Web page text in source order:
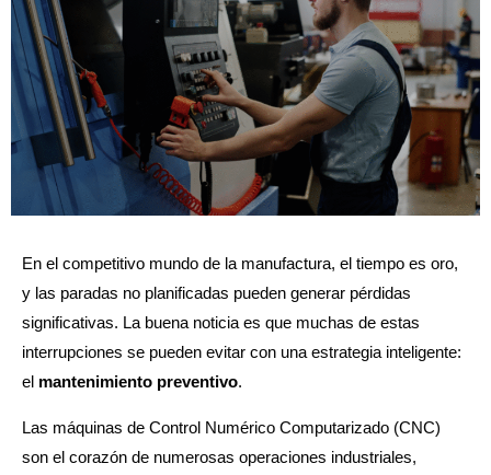
En el competitivo mundo de la manufactura, el tiempo es oro,
y las paradas no planificadas pueden generar pérdidas
significativas. La buena noticia es que muchas de estas
interrupciones se pueden evitar con una estrategia inteligente:
el mantenimiento preventivo.
Las máquinas de Control Numérico Computarizado (CNC)
son el corazón de numerosas operaciones industriales,